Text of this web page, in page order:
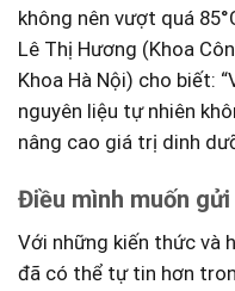
không nên vượt quá
Lê Thị Hương ⁤(Khoa⁣
Khoa Hà Nội) ‌cho biết:
nguyên liệu tự nhiên
⁢nâng cao ⁣giá trị dinh
Điều⁣ mình⁤ muốn
Với những kiến thức và
đã có thể​ tự tin hơn